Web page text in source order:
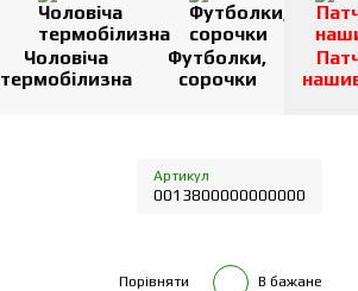
Чоловіча
термобілизна
Футболки,
сорочки
Артикул
0013800000000000
Порівняти В бажане